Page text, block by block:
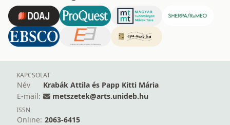
KAPCSOLAT
Név
Krabák Attila és Papp Kitti Mária
E-mail:
metszetek@arts.unideb.hu
ISSN
Online: 2063-6415